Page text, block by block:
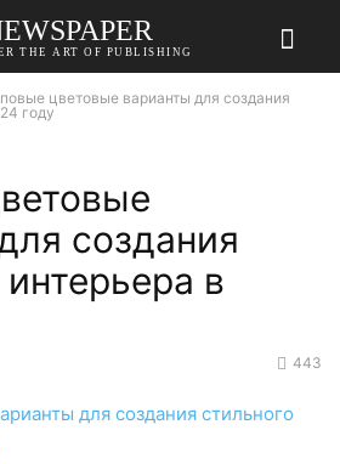
THE ART OF PUBLISHING
цветовые варианты для создания
году
создания
в
443